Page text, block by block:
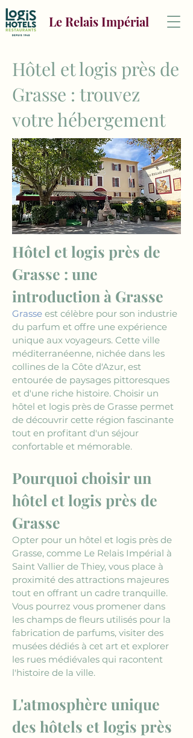
Le Relais Impérial
Hôtel et logis près de
Grasse : trouvez
votre hébergement
Hôtel et logis près de
Grasse : une
introduction à Grasse
Grasse est célèbre pour son industrie
du parfum et offre une expérience
unique aux voyageurs. Cette ville
méditerranéenne, nichée dans les
collines de la Côte d'Azur, est
entourée de paysages pittoresques
et d'une riche histoire. Choisir un
hôtel et logis près de Grasse permet
de découvrir cette région fascinante
tout en profitant d'un séjour
confortable et mémorable.
Pourquoi choisir un
hôtel et logis près de
Grasse
Opter pour un hôtel et logis près de
Grasse, comme Le Relais Impérial à
Saint Vallier de Thiey, vous place à
proximité des attractions majeures
tout en offrant un cadre tranquille.
Vous pourrez vous promener dans
les champs de fleurs utilisés pour la
fabrication de parfums, visiter des
musées dédiés à cet art et explorer
les rues médiévales qui racontent
l'histoire de la ville.
L'atmosphère unique
des hôtels et logis près